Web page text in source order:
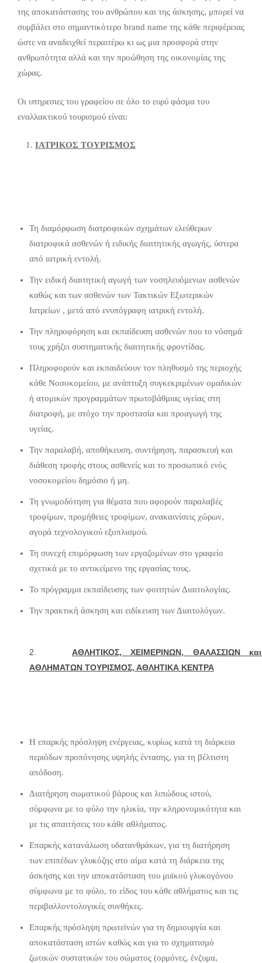
της αποκατάστασης του ανθρώπου και της άσκησης, μπορεί να
συμβάλει στο σημαντικότερο brand name της κάθε περιφέρειας
ώστε να αναδειχθεί περαιτέρω κι ως μια προσφορά στην
ανθρωπότητα αλλά και την προώθηση της οικονομίας της
χώρας.
Οι υπηρεσιες του γραφείου σε όλο το ευρύ φάσμα του
εναλλακτικού τουρισμού είναι:
ΙΑΤΡΙΚΟΣ ΤΟΥΡΙΣΜΟΣ
Τη διαμόρφωση διατροφικών σχημάτων ελεύθερων
διατροφικά ασθενών ή ειδικής διαιτητικής αγωγής, ύστερα
από ιατρική εντολή.
Την ειδική διαιτητική αγωγή των νοσηλευόμενων ασθενών
καθώς και των ασθενών των Τακτικών Εξωτερικών
Ιατρείων , μετά από ενυπόγραφη ιατρική εντολή.
Την πληροφόρηση και εκπαίδευση ασθενών που το νόσημά
τους χρήζει συστηματικής διαιτητικής φροντίδας.
Πληροφορούν και εκπαιδεύουν τον πληθυσμό της περιοχής
κάθε Νοσοκομείου, με ανάπτυξη συγκεκριμένων ομαδικών
ή ατομικών προγραμμάτων πρωτοβάθμιας υγείας στη
διατροφή, με στόχο την προστασία και προαγωγή της
υγείας.
Την παραλαβή, αποθήκευση, συντήρηση, παρασκευή και
διάθεση τροφής στους ασθενείς και το προσωπικό ενός
νοσοκομείου δημόσιο ή μη.
Τη γνωμοδότηση για θέματα που αφορούν παραλαβές
τροφίμων, προμήθειες τροφίμων, ανακαινίσεις χώρων,
αγορά τεχνολογικού εξοπλισμού.
Τη συνεχή επιμόρφωση των εργαζομένων στο γραφείο
σχετικά με το αντικείμενο της εργασίας τους.
Το πρόγραμμα εκπαίδευσης των φοιτητών Διαιτολογίας.
Την πρακτική άσκηση και ειδίκευση των Διαιτολόγων.
2. ΑΘΛΗΤΙΚΟΣ, ΧΕΙΜΕΡΙΝΩΝ, ΘΑΛΑΣΣΙΩΝ
ΑΘΛΗΜΑΤΩΝ ΤΟΥΡΙΣΜΟΣ, ΑΘΛΗΤΙΚΑ ΚΕΝΤΡΑ
Η επαρκής πρόσληψη ενέργειας, κυρίως κατά τη διάρκεια
περιόδων προπόνησης υψηλής έντασης, για τη βέλτιστη
απόδοση.
Διατήρηση σωματικού βάρους και λιπώδους ιστού,
σύμφωνα με το φύλο την ηλικία, την κληρονομικότητα και
με τις απαιτήσεις του κάθε αθλήματος.
Επαρκής κατανάλωση υδατανθράκων, για τη διατήρηση
των επιπέδων γλυκόζης στο αίμα κατά τη διάρκεια της
άσκησης και την αποκατάσταση του μυϊκού γλυκογόνου
σύμφωνα με το φύλο, το είδος του κάθε αθλήματος και τις
περιβαλλοντολογικές συνθήκες.
Επαρκής πρόσληψη πρωτεϊνών για τη δημιουργία και
αποκατάσταση ιστών καθώς και για το σχηματισμό
ζωτικών συστατικών του σώματος (ορμόνες, ένζυμα,